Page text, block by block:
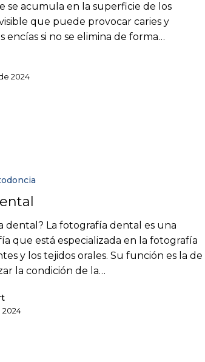
se acumula en la superficie de los
que puede provocar caries y
encías si no se elimina de forma…
2024
dental? La fotografía dental es una
que está especializada en la fotografía
y los tejidos orales. Su función es la de
la condición de la…
2024